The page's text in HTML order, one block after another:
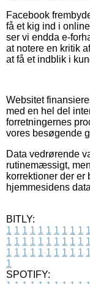
Facebook
få et kig ind i
ser vi endda e-
at notere en kritik
at få et indblik i
Websitet
med en hel del
forretningernes
vores besøgende
Data vedrørende
rutinemæssigt,
korrektioner der er
hjemmesidens
BITLY:
1 1 1 1 1 1 1 1 1 1 1
1 1 1 1 1 1 1 1 1 1 1
1 1 1 1 1 1 1 1 1 1 1
1
SPOTIFY: